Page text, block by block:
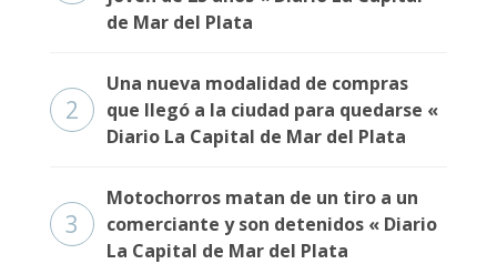
Fúnebres
de Mar del Plata
2
Una nueva modalidad de compras
que llegó a la ciudad para quedarse «
Diario La Capital de Mar del Plata
3
Motochorros matan de un tiro a un
comerciante y son detenidos « Diario
La Capital de Mar del Plata